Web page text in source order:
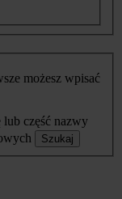
możesz wpisać
część nazwy
Szukaj